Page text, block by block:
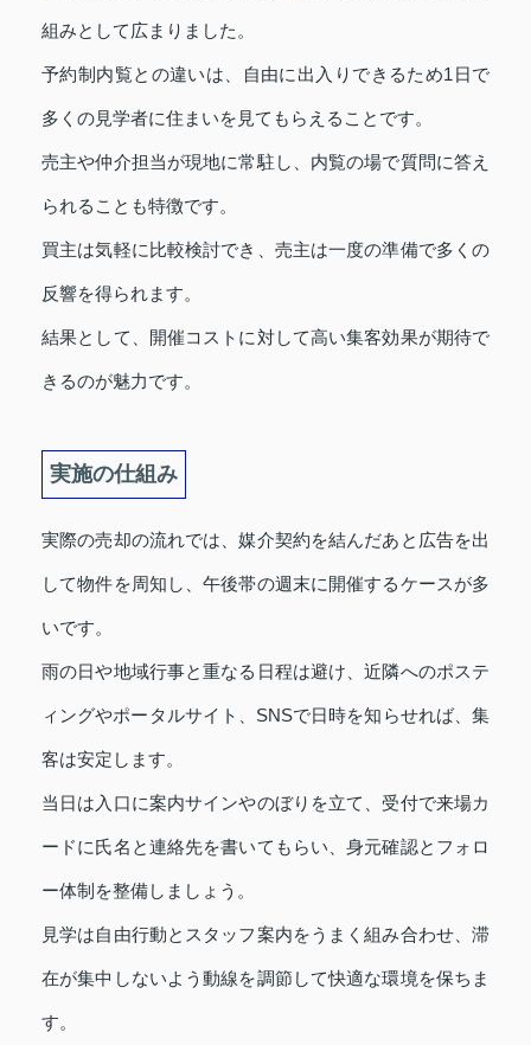
組みとして広まりました。
予約制内覧との違いは、自由に出入りできるため1日で
多くの見学者に住まいを見てもらえることです。
売主や仲介担当が現地に常駐し、内覧の場で質問に答え
られることも特徴です。
買主は気軽に比較検討でき、売主は一度の準備で多くの
反響を得られます。
結果として、開催コストに対して高い集客効果が期待で
きるのが魅力です。
実施の仕組み
実際の売却の流れでは、媒介契約を結んだあと広告を出
して物件を周知し、午後帯の週末に開催するケースが多
いです。
雨の日や地域行事と重なる日程は避け、近隣へのポステ
ィングやポータルサイト、SNSで日時を知らせれば、集
客は安定します。
当日は入口に案内サインやのぼりを立て、受付で来場カ
ードに氏名と連絡先を書いてもらい、身元確認とフォロ
ー体制を整備しましょう。
見学は自由行動とスタッフ案内をうまく組み合わせ、滞
在が集中しないよう動線を調節して快適な環境を保ちま
す。